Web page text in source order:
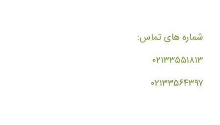
شماره های تماس:
۰۲۱۳۳۵۵۱۸۱۳
۰۲۱۳۳۵۶۴۳۹۷